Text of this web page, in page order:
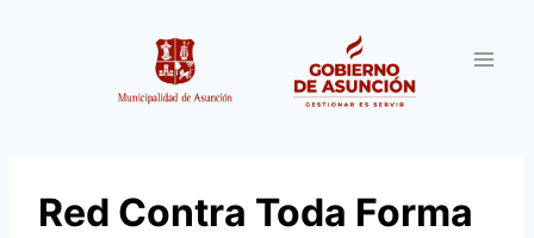
Red Contra Toda Forma